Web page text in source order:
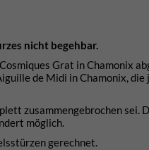
nicht begehbar.
Grat in Chamonix
de Midi in Chamonix, die
zusammengebrochen sei.
möglich.
gerechnet.